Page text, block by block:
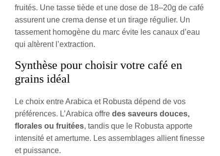
fruités. Une tasse tiède et une dose de 18–20g de café
assurent une crema dense et un tirage régulier. Un
tassement homogène du marc évite les canaux d’eau
qui altèrent l’extraction.
Synthèse pour choisir votre café en
grains idéal
Le choix entre Arabica et Robusta dépend de vos
préférences. L’Arabica offre des saveurs douces,
florales ou fruitées, tandis que le Robusta apporte
intensité et amertume. Les assemblages allient finesse
et puissance.